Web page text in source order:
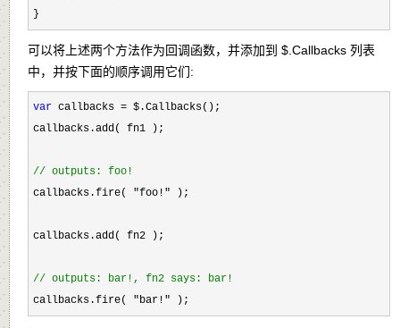
}
可以将上述两个方法作为回调函数，并添加到 $.Callbacks 列表
中，并按下面的顺序调用它们:
var callbacks = $.Callbacks();
callbacks.add( fn1 );
// outputs: foo!
callbacks.fire( "foo!" );
callbacks.add( fn2 );
// outputs: bar!, fn2 says: bar!
callbacks.fire( "bar!" );